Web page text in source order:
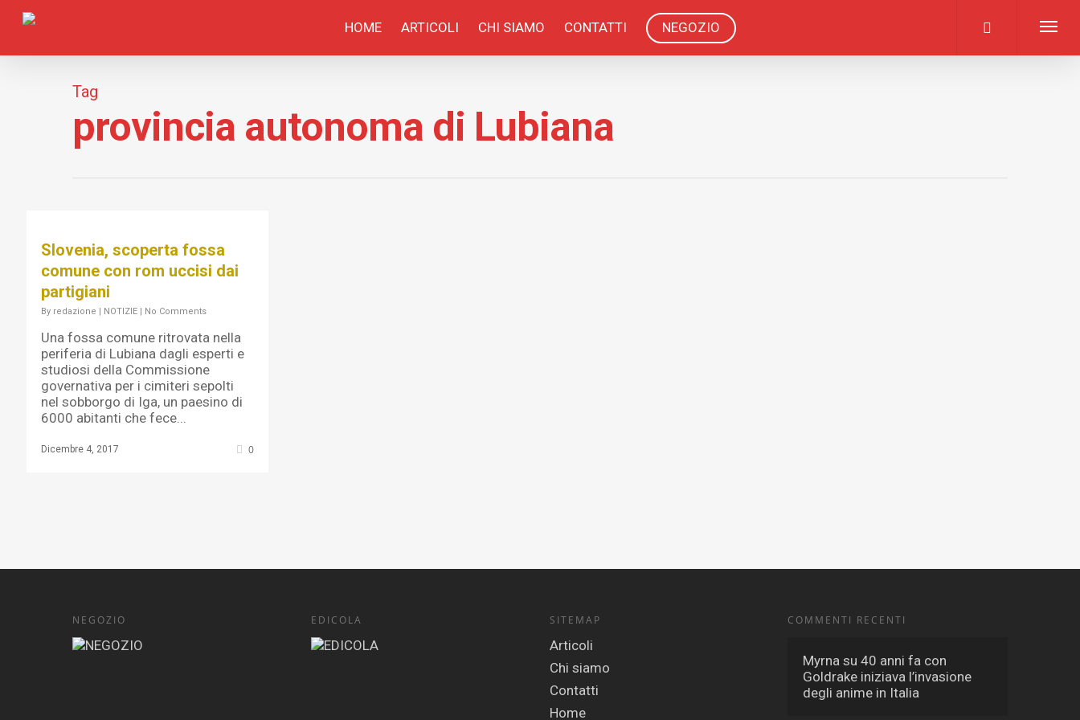
HOME ARTICOLI CHI SIAMO CONTATTI NEGOZIO
Tag
provincia autonoma di Lubiana
Slovenia, scoperta fossa
comune con rom uccisi dai
partigiani
By redazione | NOTIZIE | No Comments
Una fossa comune ritrovata nella
periferia di Lubiana dagli esperti e
studiosi della Commissione
governativa per i cimiteri sepolti
nel sobborgo di Iga, un paesino di
6000 abitanti che fece...
Dicembre 4, 2017 0
NEGOZIO EDICOLA SITEMAP
Articoli
Chi siamo
Contatti
Home
COMMENTI RECENTI
Myrna su40 anni fa con
Goldrake iniziava l’invasione
degli anime in Italia